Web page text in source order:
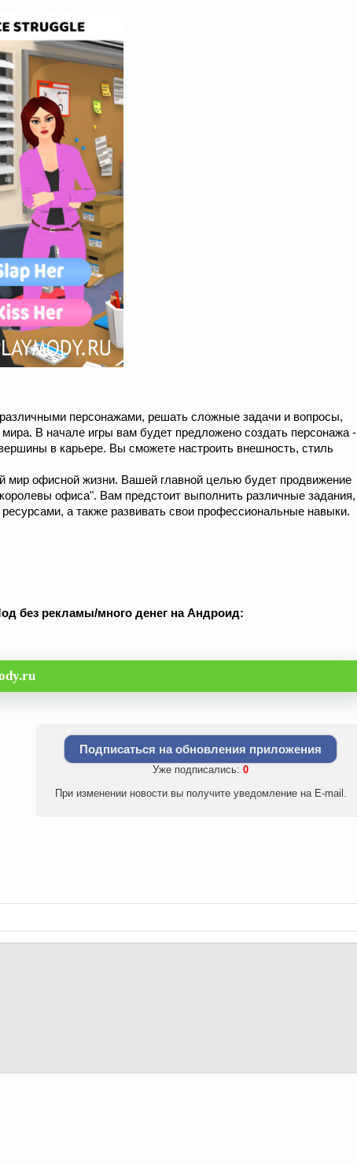
персонажами, решать сложные задачи и вопросы,
В начале игры вам будет предложено создать персонажа -
в карьере. Вы сможете настроить внешность, стиль
мир офисной жизни. Вашей главной целью будет продвижение
офиса". Вам предстоит выполнить различные задания,
а также развивать свои профессиональные навыки.
без рекламы/много денег на Андроид:
Подписаться на обновления приложения
Уже подписались: 0
При изменении новости вы получите уведомление на E-mail.